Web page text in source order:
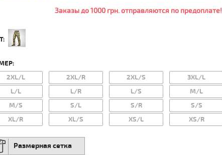
Заказы до 1000 грн. отправляются по предоплате!
2XL/L
2XL/R 2XL/S 3XL/L
L/L
L/R L/S M/L
M/S
S/L S/R S/S
XL/R
XL/S XS/L XS/R
Размерная сетка